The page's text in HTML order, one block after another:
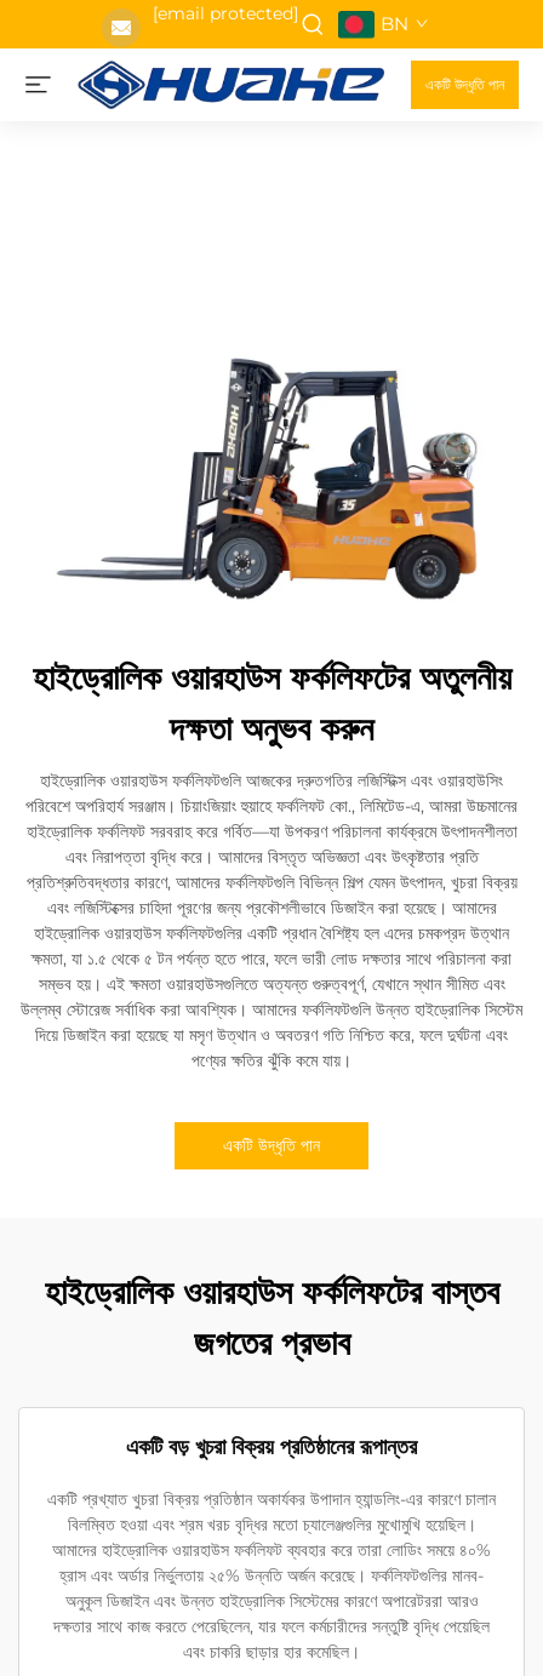
[email protected] BN
একটি উদ্ধৃতি পান
হাইড্রোলিক ওয়ারহাউস ফর্কলিফটের অতুলনীয়
দক্ষতা অনুভব করুন
হাইড্রোলিক ওয়ারহাউস ফর্কলিফটগুলি আজকের দ্রুতগতির লজিস্টিক্স এবং ওয়ারহাউসিং
পরিবেশে অপরিহার্য সরঞ্জাম। চিয়াংজিয়াং হুয়াহে ফর্কলিফট কো., লিমিটেড-এ, আমরা উচ্চমানের
হাইড্রোলিক ফর্কলিফট সরবরাহ করে গর্বিত—যা উপকরণ পরিচালনা কার্যক্রমে উৎপাদনশীলতা
এবং নিরাপত্তা বৃদ্ধি করে। আমাদের বিস্তৃত অভিজ্ঞতা এবং উৎকৃষ্টতার প্রতি
প্রতিশ্রুতিবদ্ধতার কারণে, আমাদের ফর্কলিফটগুলি বিভিন্ন শিল্প যেমন উৎপাদন, খুচরা বিক্রয়
এবং লজিস্টিক্সের চাহিদা পূরণের জন্য প্রকৌশলীভাবে ডিজাইন করা হয়েছে। আমাদের
হাইড্রোলিক ওয়ারহাউস ফর্কলিফটগুলির একটি প্রধান বৈশিষ্ট্য হল এদের চমকপ্রদ উত্থান
ক্ষমতা, যা ১.৫ থেকে ৫ টন পর্যন্ত হতে পারে, ফলে ভারী লোড দক্ষতার সাথে পরিচালনা করা
সম্ভব হয়। এই ক্ষমতা ওয়ারহাউসগুলিতে অত্যন্ত গুরুত্বপূর্ণ, যেখানে স্থান সীমিত এবং
উল্লম্ব স্টোরেজ সর্বাধিক করা আবশ্যিক। আমাদের ফর্কলিফটগুলি উন্নত হাইড্রোলিক সিস্টেম
দিয়ে ডিজাইন করা হয়েছে যা মসৃণ উত্থান ও অবতরণ গতি নিশ্চিত করে, ফলে দুর্ঘটনা এবং
পণ্যের ক্ষতির ঝুঁকি কমে যায়।
একটি উদ্ধৃতি পান
হাইড্রোলিক ওয়ারহাউস ফর্কলিফটের বাস্তব
জগতের প্রভাব
একটি বড় খুচরা বিক্রয় প্রতিষ্ঠানের রূপান্তর
একটি প্রখ্যাত খুচরা বিক্রয় প্রতিষ্ঠান অকার্যকর উপাদান হ্যান্ডলিং-এর কারণে চালান
বিলম্বিত হওয়া এবং শ্রম খরচ বৃদ্ধির মতো চ্যালেঞ্জগুলির মুখোমুখি হয়েছিল।
আমাদের হাইড্রোলিক ওয়ারহাউস ফর্কলিফট ব্যবহার করে তারা লোডিং সময়ে ৪০%
হ্রাস এবং অর্ডার নির্ভুলতায় ২৫% উন্নতি অর্জন করেছে। ফর্কলিফটগুলির মানব-
অনুকূল ডিজাইন এবং উন্নত হাইড্রোলিক সিস্টেমের কারণে অপারেটররা আরও
দক্ষতার সাথে কাজ করতে পেরেছিলেন, যার ফলে কর্মচারীদের সন্তুষ্টি বৃদ্ধি পেয়েছিল
এবং চাকরি ছাড়ার হার কমেছিল।